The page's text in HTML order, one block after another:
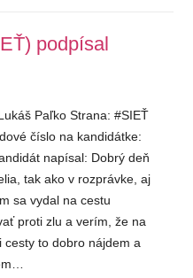
podpísal
Paľko Strana: #SIEŤ
číslo na kandidátke:
napísal: Dobrý deň
tak ako v rozprávke, aj
sa vydal na cestu
proti zlu a verím, že na
cesty to dobro nájdem a